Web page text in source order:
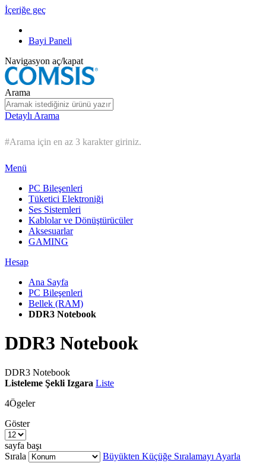
İçeriğe geç
Bayi Paneli
Navigasyon aç/kapat
Arama
Detaylı Arama
#Arama için en az 3 karakter giriniz.
Menü
PC Bileşenleri
Tüketici Elektroniği
Ses Sistemleri
Kablolar ve Dönüştürücüler
Aksesuarlar
GAMING
Hesap
Ana Sayfa
PC Bileşenleri
Bellek (RAM)
DDR3 Notebook
DDR3 Notebook
DDR3 Notebook
Listeleme Şekli Izgara Liste
4Ögeler
Göster
sayfa başı
Sırala
Büyükten Küçüğe Sıralamayı Ayarla